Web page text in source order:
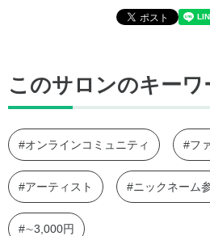
このサロンのキーワ
#オンラインコミュニティ #フ
#アーティスト #ニックネーム
#∼3,000円